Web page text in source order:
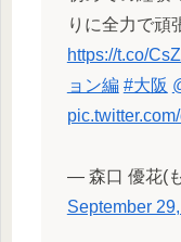
りに全力で頑
https://t.co/
ョン編 #大阪
— 森口 優花(
September